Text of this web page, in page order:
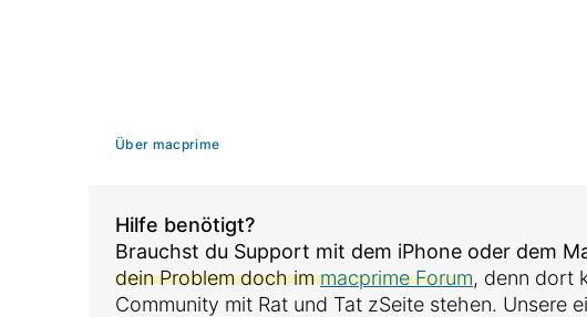
Über macprime
Hilfe benötigt?
Brauchst du Support mit dem iPhone oder dem
dein Problem doch immacprime Forum, denn dort
Community mit Rat und Tat zSeite stehen. Unsere